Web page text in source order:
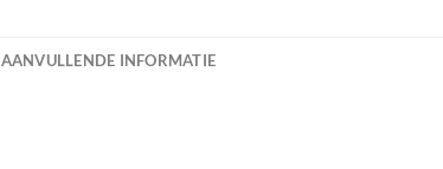
AANVULLENDE INFORMATIE